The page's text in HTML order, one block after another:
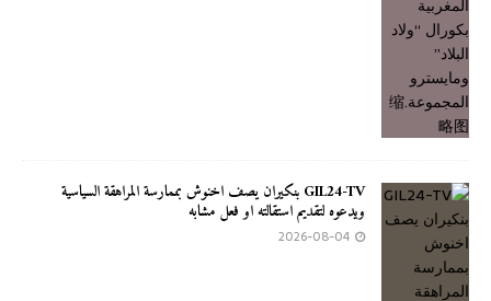
GIL24-TV بنكيران يصف اخنوش بممارسة المراهقة السياسية
ويدعوه لتقديم استقالته او فعل مشابه
2026-08-04